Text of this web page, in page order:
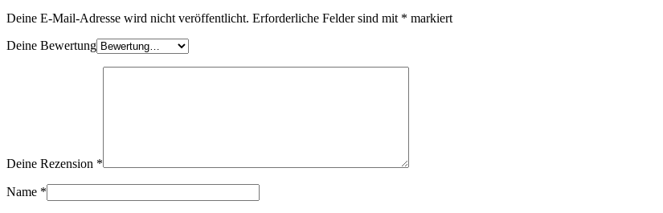
Deine E-Mail-Adresse wird nicht veröffentlicht. Erforderliche Felder sind mit * markiert
Deine Bewertung
Deine Rezension *
Name *